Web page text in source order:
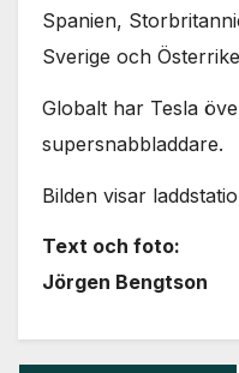
Spanien,
Sverige och
Globalt har Tesla
supersnabbladdare.
Bilden visar
Text och foto:
Jörgen Bengtson